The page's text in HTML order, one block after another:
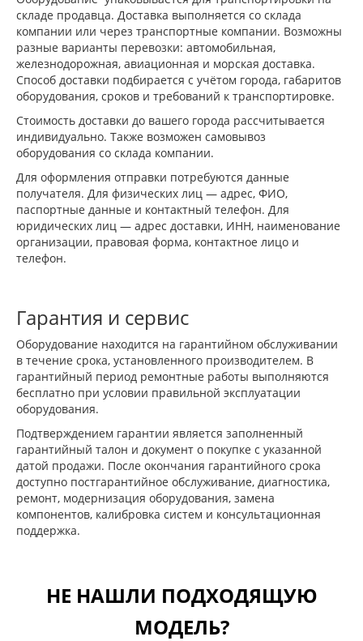
складе продавца. Доставка выполняется со склада
компании или через транспортные компании. Возможны
разные варианты перевозки: автомобильная,
железнодорожная, авиационная и морская доставка.
Способ доставки подбирается с учётом города, габаритов
оборудования, сроков и требований к транспортировке.
Стоимость доставки до вашего города рассчитывается
индивидуально. Также возможен самовывоз
оборудования со склада компании.
Для оформления отправки потребуются данные
получателя. Для физических лиц — адрес, ФИО,
паспортные данные и контактный телефон. Для
юридических лиц — адрес доставки, ИНН, наименование
организации, правовая форма, контактное лицо и
телефон.
Гарантия и сервис
Оборудование находится на гарантийном обслуживании
в течение срока, установленного производителем. В
гарантийный период ремонтные работы выполняются
бесплатно при условии правильной эксплуатации
оборудования.
Подтверждением гарантии является заполненный
гарантийный талон и документ о покупке с указанной
датой продажи. После окончания гарантийного срока
доступно постгарантийное обслуживание, диагностика,
ремонт, модернизация оборудования, замена
компонентов, калибровка систем и консультационная
поддержка.
НЕ НАШЛИ ПОДХОДЯЩУЮ
МОДЕЛЬ?